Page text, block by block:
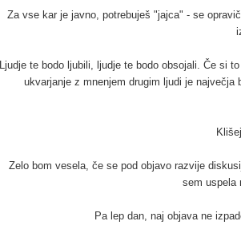
Za vse kar je javno, potrebuješ "jajca" - se
Ljudje te bodo ljubili, ljudje te bodo obsojali. Če si
ukvarjanje z mnenjem drugim ljudi je
Zelo bom vesela, če se pod objavo razvije
sem uspela
Pa lep dan, naj objava ne